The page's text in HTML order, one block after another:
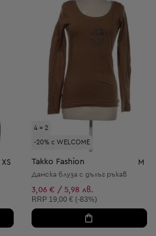
XS
4 = 2
-20% с WELCOME
Takko Fashion M
Дамска блуза с дълъг ръкав
3,06 € / 5,98 лв.
Препоръчителна цена:
RRP 19,00 € (-83%)